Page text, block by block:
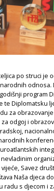
po struci je
program
Diplomatsku
za
odgoj i
Savez
Naša djeca
radu s djecom i